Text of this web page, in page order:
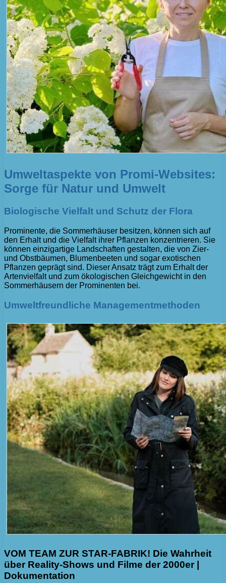
Umweltaspekte von Promi-Websites:
Sorge für Natur und Umwelt
Biologische Vielfalt und Schutz der Flora
Prominente, die Sommerhäuser besitzen, können sich auf
den Erhalt und die Vielfalt ihrer Pflanzen konzentrieren. Sie
können einzigartige Landschaften gestalten, die von Zier-
und Obstbäumen, Blumenbeeten und sogar exotischen
Pflanzen geprägt sind. Dieser Ansatz trägt zum Erhalt der
Artenvielfalt und zum ökologischen Gleichgewicht in den
Sommerhäusern der Prominenten bei.
Umweltfreundliche Managementmethoden
VOM TEAM ZUR STAR-FABRIK! Die Wahrheit
über Reality-Shows und Filme der 2000er |
Dokumentation